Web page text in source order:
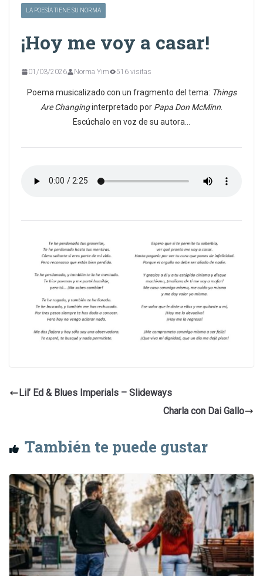
LA POESÍA TIENE SU NORMA
¡Hoy me voy a casar!
01/03/2026 Norma Yim 516 visitas
Poema musicalizado con un fragmento del tema: Things
Are Changinginterpretado por Papa Don McMinn
Escúchalo en voz de su autora…
Lil’ Ed & Blues Imperials – Slideways
Charla con Dai Gallo
También te puede gustar